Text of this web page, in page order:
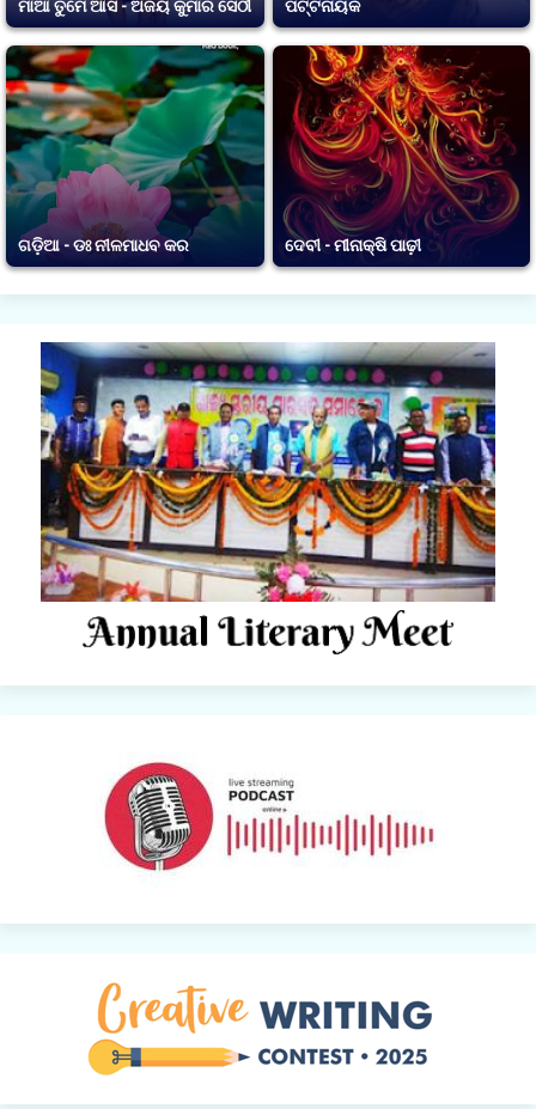
ଗଡ଼ିଆ - ଡଃ ନୀଳମାଧବ କର ଦେବୀ - ମୀନାକ୍ଷି ପାଢ଼ୀ